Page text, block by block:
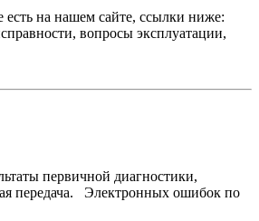
на нашем сайте, ссылки ниже:
вопросы эксплуатации,
первичной диагностики,
передача. Электронных ошибок по